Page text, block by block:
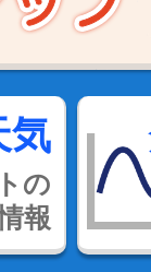
気
の
報